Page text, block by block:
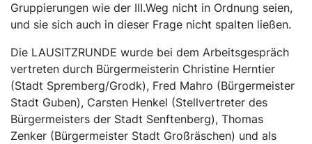
Gruppierungen wie der III.Weg nicht in Ordnung seien,
und sie sich auch in dieser Frage nicht spalten ließen.
Die LAUSITZRUNDE wurde bei dem Arbeitsgespräch
vertreten durch Bürgermeisterin Christine Herntier
(Stadt Spremberg/Grodk), Fred Mahro (Bürgermeister
Stadt Guben), Carsten Henkel (Stellvertreter des
Bürgermeisters der Stadt Senftenberg), Thomas
Zenker (Bürgermeister Stadt Großräschen) und als